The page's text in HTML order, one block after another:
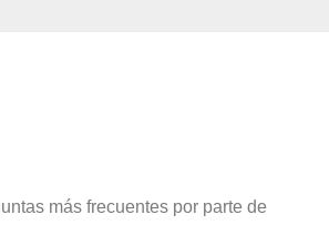
más frecuentes por parte de